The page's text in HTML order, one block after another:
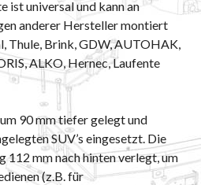
ist universal und kann an
anderer Hersteller montiert
Thule, Brink, GDW, AUTOHAK,
ALKO, Hernec, Laufente
90 mm tiefer gelegt und
SUV’s eingesetzt. Die
mm nach hinten verlegt, um
(z.B. für